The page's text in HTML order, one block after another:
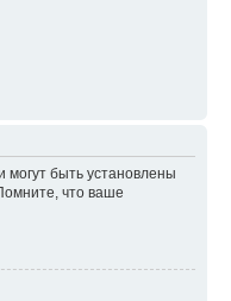
быть установлены
что ваше